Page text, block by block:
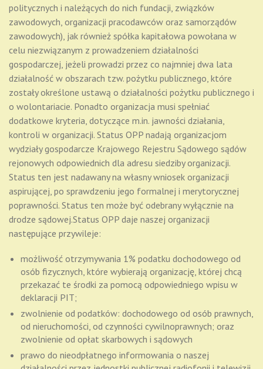
politycznych i należących do nich fundacji, związków
zawodowych, organizacji pracodawców oraz samorządów
zawodowych), jak również spółka kapitałowa powołana w
celu niezwiązanym z prowadzeniem działalności
gospodarczej, jeżeli prowadzi przez co najmniej dwa lata
działalność w obszarach tzw. pożytku publicznego, które
zostały określone ustawą o działalności pożytku publicznego i
o wolontariacie. Ponadto organizacja musi spełniać
dodatkowe kryteria, dotyczące m.in. jawności działania,
kontroli w organizacji. Status OPP nadają organizacjom
wydziały gospodarcze Krajowego Rejestru Sądowego sądów
rejonowych odpowiednich dla adresu siedziby organizacji.
Status ten jest nadawany na własny wniosek organizacji
aspirującej, po sprawdzeniu jego formalnej i merytorycznej
poprawności. Status ten może być odebrany wyłącznie na
drodze sądowej.Status OPP daje naszej organizacji
następujące przywileje:
możliwość otrzymywania 1% podatku dochodowego od
osób fizycznych, które wybierają organizację, której chcą
przekazać te środki za pomocą odpowiedniego wpisu w
deklaracji PIT;
zwolnienie od podatków: dochodowego od osób prawnych,
od nieruchomości, od czynności cywilnoprawnych; oraz
zwolnienie od opłat skarbowych i sądowych
prawo do nieodpłatnego informowania o naszej